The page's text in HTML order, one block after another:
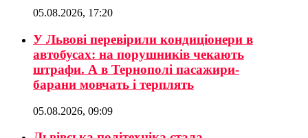
05.08.2026, 17:20
У Львові перевірили кондиціонери в
автобусах: на порушників чекають
штрафи. А в Тернополі пасажири-
барани мовчать і терплять
05.08.2026, 09:09